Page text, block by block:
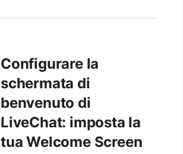
Configurare la
schermata di
benvenuto di
LiveChat: imposta la
tua Welcome Screen